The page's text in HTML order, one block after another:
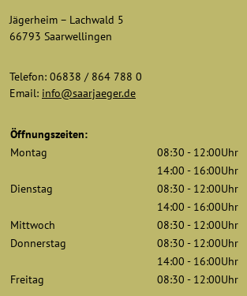
Jägerheim – Lachwald 5
66793 Saarwellingen
Telefon: 06838 / 864 788 0
Email: info@saarjaeger.de
Öffnungszeiten:
Montag
08:30 - 12:00Uhr
14:00 - 16:00Uhr
Dienstag
08:30 - 12:00Uhr
14:00 - 16:00Uhr
Mittwoch
08:30 - 12:00Uhr
Donnerstag
08:30 - 12:00Uhr
14:00 - 16:00Uhr
Freitag
08:30 - 12:00Uhr